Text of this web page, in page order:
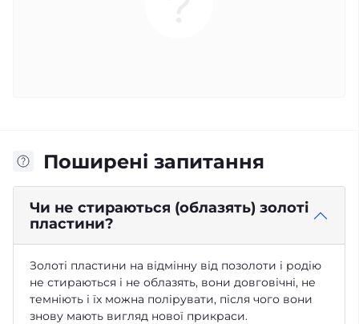
Поширені запитання
Чи не стираються (облазять) золоті
пластини?
Золоті пластини на відмінну від позолоти і родію
не стираються і не облазять, вони довговічні, не
темніють і їх можна полірувати, після чого вони
знову мають вигляд нової прикраси.